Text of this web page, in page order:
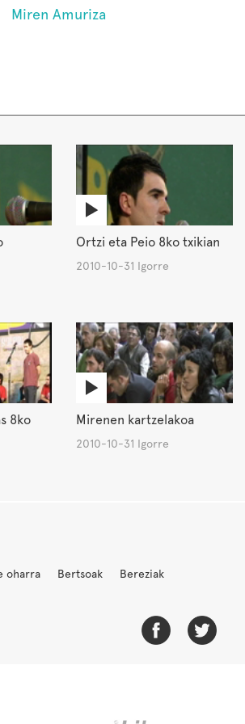
Miren Amuriza
Ortzi eta Peio 8ko txikian
2010-10-31 Igorre
8ko
Mirenen kartzelakoa
2010-10-31 Igorre
oharra Bertsoak
Bereziak